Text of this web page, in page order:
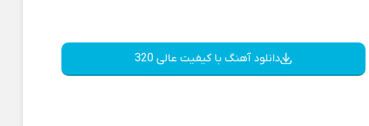
دانلود آهنگ با کیفیت عالی 320